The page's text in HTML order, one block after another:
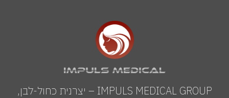
IMPULS MEDICAL GROUP – יצרנית כחול-לבן,